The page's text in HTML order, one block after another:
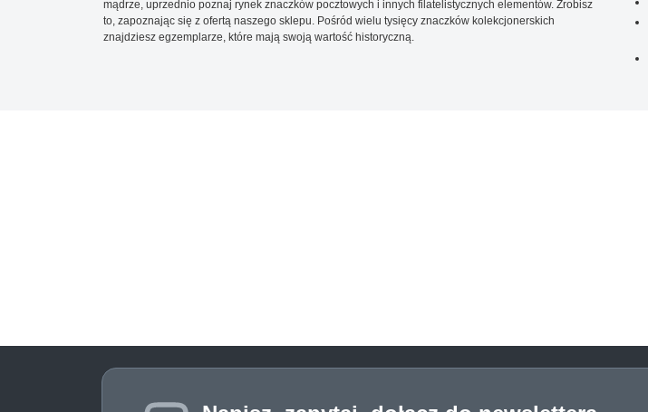
mądrze, uprzednio poznaj rynek znaczków pocztowych i innych filatelistycznych elementów. Zrobisz
to, zapoznając się z ofertą naszego sklepu. Pośród wielu tysięcy znaczków kolekcjonerskich
znajdziesz egzemplarze, które mają swoją wartość historyczną.